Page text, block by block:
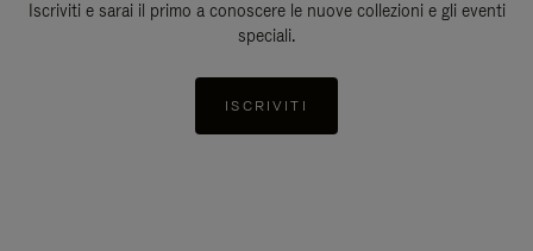
Iscriviti e sarai il primo a conoscere le nuove collezioni e gli eventi
speciali.
ISCRIVITI